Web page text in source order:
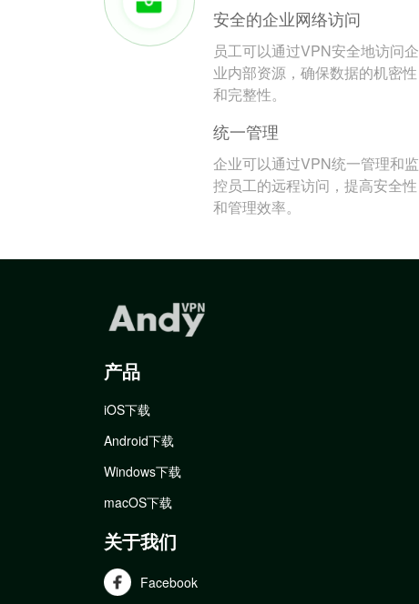
安全的企业网络访问
员工可以通过VPN安全地访问企
业内部资源，确保数据的机密性
和完整性。
统一管理
企业可以通过VPN统一管理和监
控员工的远程访问，提高安全性
和管理效率。
产品
iOS下载
Android下载
Windows下载
macOS下载
关于我们
Facebook